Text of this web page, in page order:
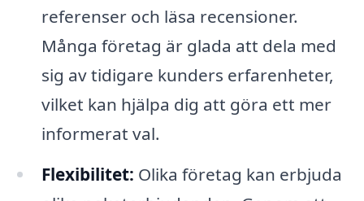
referenser och läsa recensioner.
Många företag är glada att dela med
sig av tidigare kunders erfarenheter,
vilket kan hjälpa dig att göra ett mer
informerat val.
Flexibilitet: Olika företag kan erbjuda